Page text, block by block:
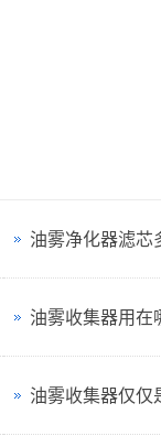
油雾净化器滤芯
油雾收集器用在
油雾收集器仅仅